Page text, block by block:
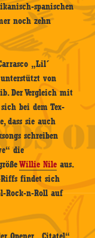
spanischen
noch zehn
„Lil´
von
Der Vergleich mit
bei dem Tex-
dass sie auch
schreiben
die
Willie Nile aus.
Riffs findet sich
Rock-n-Roll auf